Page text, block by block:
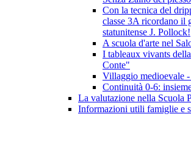
Con la tecnica del
classe 3A ricordano il
statunitense J. Pollock!
A scuola d'arte nel
I tableaux vivants
Conte"
Villaggio medioevale
Continuità 0-6:
La valutazione nella Scuola
Informazioni utili famiglie e